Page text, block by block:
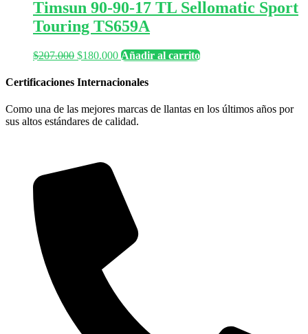
Timsun 90-90-17 TL Sellomatic Sport
Touring TS659A
$207.000 El
original
$207.000.
$180.000El
actual
$180.000.
Añadir al carrito
Certificaciones Internacionales
Como una de las mejores marcas de llantas en los últimos años por
sus altos estándares de calidad.